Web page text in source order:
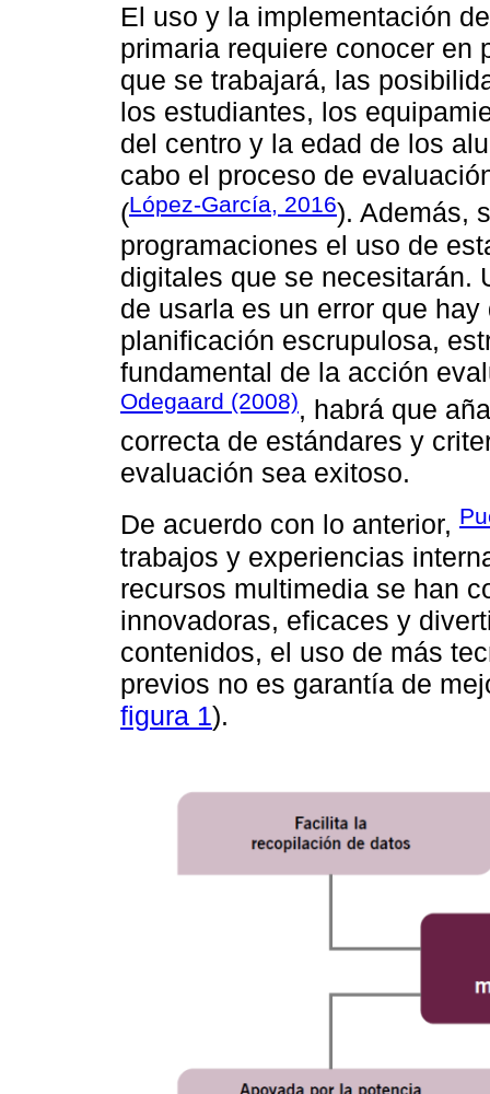
El uso y la implementación
primaria requiere conocer en
que se trabajará, las
los estudiantes, los
del centro y la edad de los
cabo el proceso de
(López-García, 2016). Además,
programaciones el uso de
digitales que se necesitarán.
de usarla es un error que
planificación escrupulosa,
fundamental de la acción
Odegaard (2008), habrá que
correcta de estándares y
evaluación sea exitoso.
De acuerdo con lo anterior,
trabajos y experiencias
recursos multimedia se han
innovadoras, eficaces y
contenidos, el uso de más
previos no es garantía de
figura 1).